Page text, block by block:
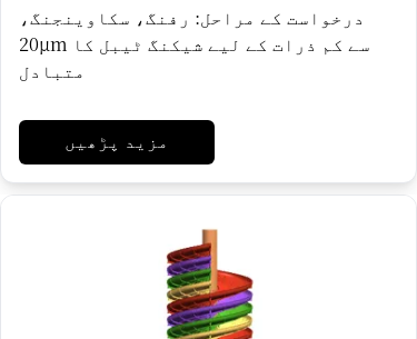
درخواست کے مراحل: رفنگ، سکاوینجنگ،
20μm سے کم ذرات کے لیے شیکنگ ٹیبل کا
متبادل
مزید پڑھیں